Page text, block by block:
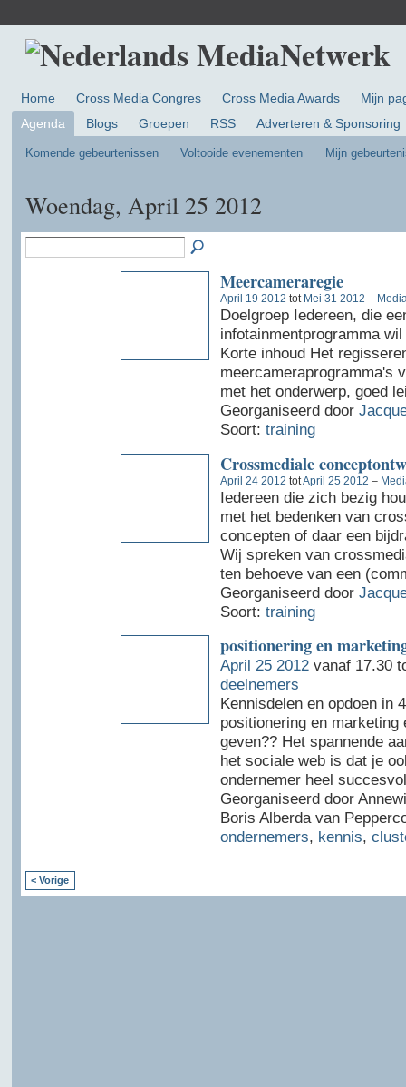
Home Cross Media Congres Cross Media Awards
Mijn
Agenda
Blogs Groepen RSS Adverteren & Sponsoring
Komende gebeurtenissen Voltooide evenementen Mijn
Woendag, April 25 2012
Meercameraregie
April 19 2012 tot Mei 31 2012 –
Doelgroep Iedereen, die
infotainmentprogramma
Korte inhoud Het
meercameraprogramma's
met het onderwerp, goed
Georganiseerd door
Soort: training
Crossmediale
April 24 2012 totApril 25 2012 –
Iedereen die zich bezig
met het bedenken van
concepten of daar een
Wij spreken van
ten behoeve van een
Georganiseerd door
Soort: training
positionering en
April 25 2012vanaf 17.30
deelnemers
Kennisdelen en opdoen in
positionering en marketing
geven?? Het spannende
het sociale web is dat je
ondernemer heel
Georganiseerd door
Boris Alberda van
ondernemers, kennis,
< Vorige